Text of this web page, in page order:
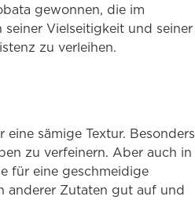
gewonnen, die im
Vielseitigkeit und seiner
zu verleihen.
sämige Textur. Besonders
zu verfeinern. Aber auch in
für eine geschmeidige
anderer Zutaten gut auf und